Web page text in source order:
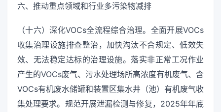
六、推动重点领域和行业多污染物减排
（十六）深化VOCs全流程综合治理。全面开展VOCs
收集治理设施排查整治，加快淘汰不合规定、低效失
效、无法稳定达标的治理设施。落实非正常工况作业
产生的VOCs废气、污水处理场所高浓度有机废气、含
VOCs有机废水储罐和装置区集水井（池）有机废气收
集处理要求。规范开展泄漏检测与修复，2025年年底